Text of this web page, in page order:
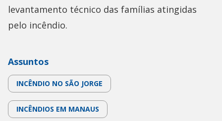
levantamento técnico das famílias atingidas
pelo incêndio.
Assuntos
INCÊNDIO NO SÃO JORGE
INCÊNDIOS EM MANAUS